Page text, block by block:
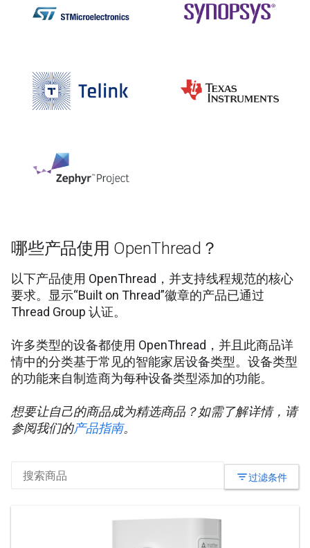
哪些产品使用 OpenThread？
以下产品使用 OpenThread，并支持线程规范的核心
要求。显示“Built on Thread”徽章的产品已通过
Thread Group 认证。
许多类型的设备都使用 OpenThread，并且此商品详
情中的分类基于常见的智能家居设备类型。设备类型
的功能来自制造商为每种设备类型添加的功能。
想要让自己的商品成为精选商品？如需了解详情，请
参阅我们的产品指南。
filter_list过滤条件